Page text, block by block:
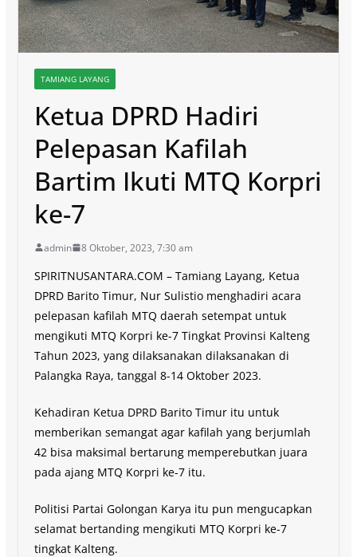
TAMIANG LAYANG
Ketua DPRD Hadiri
Pelepasan Kafilah
Bartim Ikuti MTQ Korpri
ke-7
admin 8 Oktober, 2023, 7:30 am
SPIRITNUSANTARA.COM – Tamiang Layang, Ketua
DPRD Barito Timur, Nur Sulistio menghadiri acara
pelepasan kafilah MTQ daerah setempat untuk
mengikuti MTQ Korpri ke-7 Tingkat Provinsi Kalteng
Tahun 2023, yang dilaksanakan dilaksanakan di
Palangka Raya, tanggal 8-14 Oktober 2023.
Kehadiran Ketua DPRD Barito Timur itu untuk
memberikan semangat agar kafilah yang berjumlah
42 bisa maksimal bertarung memperebutkan juara
pada ajang MTQ Korpri ke-7 itu.
Politisi Partai Golongan Karya itu pun mengucapkan
selamat bertanding mengikuti MTQ Korpri ke-7
tingkat Kalteng.